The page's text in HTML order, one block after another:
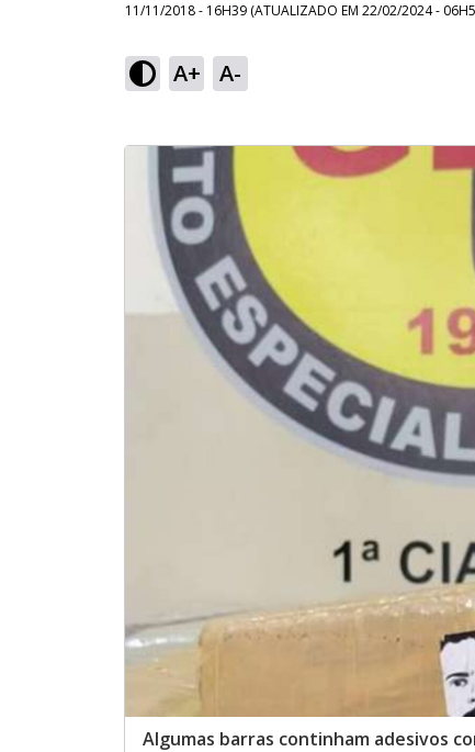
11/11/2018 - 16H39 (ATUALIZADO EM 22/02/2024 -
A+ A-
Algumas barras continham adesivos